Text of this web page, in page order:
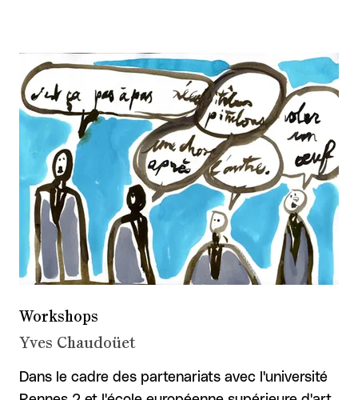
Workshops
Yves Chaudoüet
Dans le cadre des partenariats avec l'université